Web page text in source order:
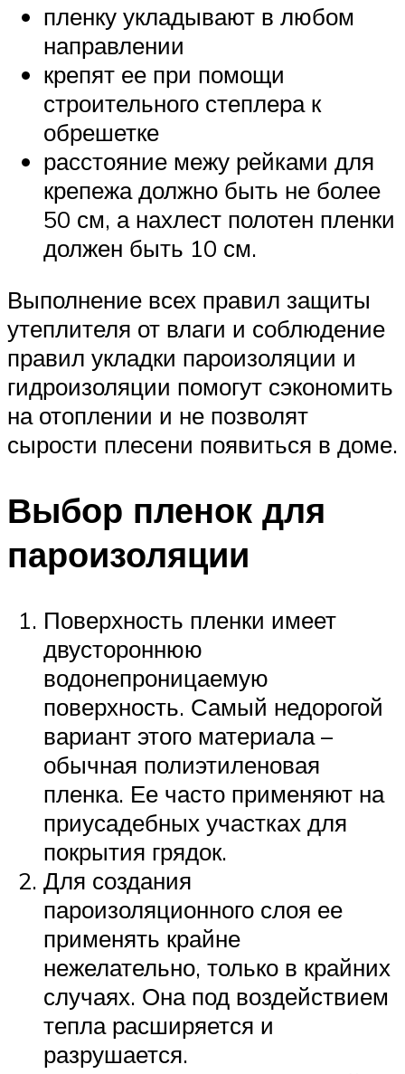
пленку укладывают в любом
направлении
крепят ее при помощи
строительного степлера к
обрешетке
расстояние межу рейками для
крепежа должно быть не более
50 см, а нахлест полотен пленки
должен быть 10 см.
Выполнение всех правил защиты
утеплителя от влаги и соблюдение
правил укладки пароизоляции и
гидроизоляции помогут сэкономить
на отоплении и не позволят
сырости плесени появиться в доме.
Выбор пленок для
пароизоляции
Поверхность пленки имеет
двустороннюю
водонепроницаемую
поверхность. Самый недорогой
вариант этого материала –
обычная полиэтиленовая
пленка. Ее часто применяют на
приусадебных участках для
покрытия грядок.
Для создания
пароизоляционного слоя ее
применять крайне
нежелательно, только в крайних
случаях. Она под воздействием
тепла расширяется и
разрушается.